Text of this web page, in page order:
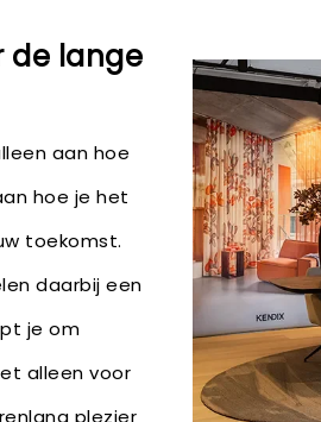
de lange
aan hoe
hoe je het
toekomst.
daarbij een
je om
alleen voor
plezier